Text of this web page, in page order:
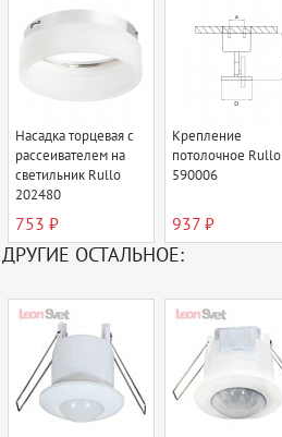
Насадка торцевая с
рассеивателем на
светильник Rullo
202480
753 ₽
Крепление
потолочное Rullo
590006
937 ₽
ДРУГИЕ ОСТАЛЬНОЕ: